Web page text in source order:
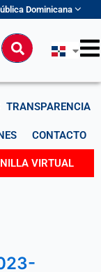
Dominicana
Buscar
TRANSPARENCIA
CONTACTO
VIRTUAL